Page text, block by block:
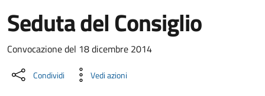
Seduta del Consiglio
???portal.DettaglioConvocazione???
Convocazione del 18 dicembre 2014
Condividi Vedi azioni